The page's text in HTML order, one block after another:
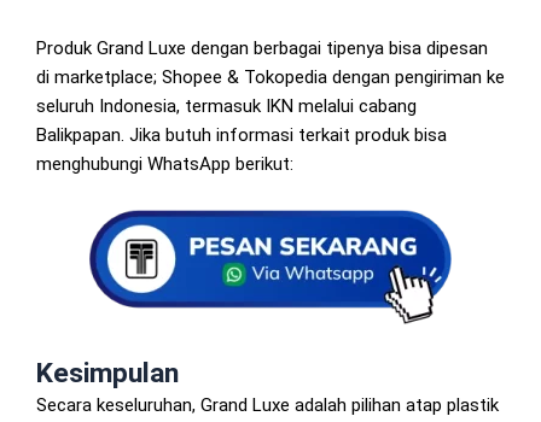
Produk Grand Luxe dengan berbagai tipenya bisa dipesan
di marketplace; Shopee & Tokopedia dengan pengiriman ke
seluruh Indonesia, termasuk IKN melalui cabang
Balikpapan. Jika butuh informasi terkait produk bisa
menghubungi WhatsApp berikut:
Kesimpulan
Secara keseluruhan, Grand Luxe adalah pilihan atap plastik